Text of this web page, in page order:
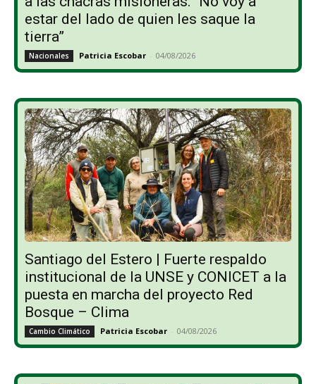
estar del lado de quien les saque la
tierra”
Nacionales Patricia Escobar - 04/08/2026
Santiago del Estero | Fuerte respaldo
institucional de la UNSE y CONICET a la
puesta en marcha del proyecto Red
Bosque – Clima
Cambio Climático Patricia Escobar - 04/08/2026